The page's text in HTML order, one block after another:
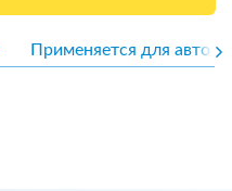
Применяется для авто